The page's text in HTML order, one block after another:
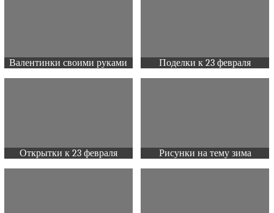
Валентинки своими руками Поделки к 23 февраля
Открытки к 23 февраля Рисунки на тему зима